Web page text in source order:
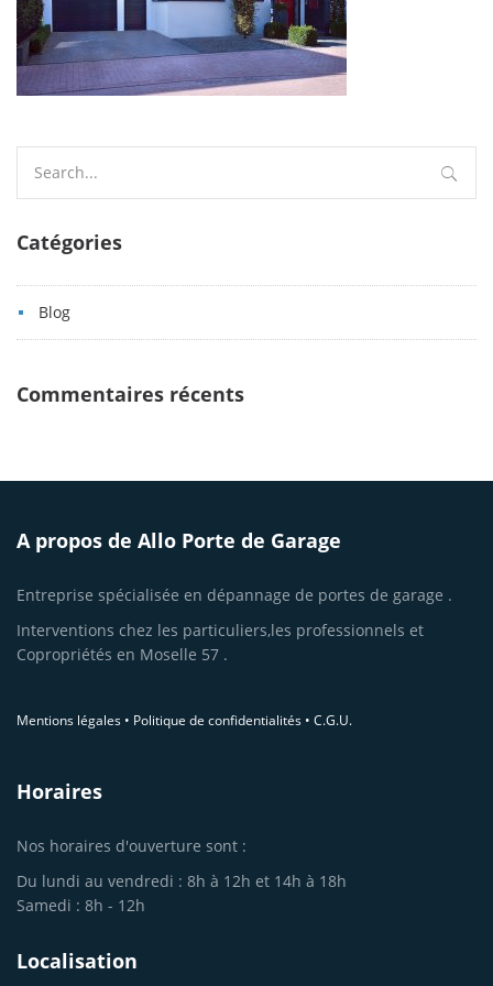
for:
Catégories
Blog
Commentaires récents
A propos de Allo Porte de Garage
Entreprise spécialisée en dépannage de portes de garage .
Interventions chez les particuliers,les professionnels et
Copropriétés en Moselle 57 .
Mentions légales • Politique de confidentialités • C.G.U.
Horaires
Nos horaires d'ouverture sont :
Du lundi au vendredi : 8h à 12h et 14h à 18h
Samedi : 8h - 12h
Localisation